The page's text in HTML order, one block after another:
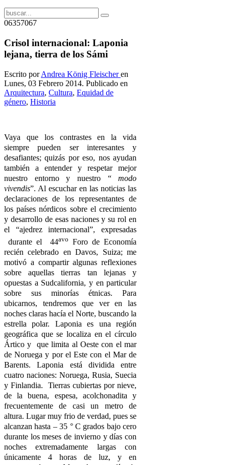
06357067
Crisol internacional: Laponia
lejana, tierra de los Sámi
Escrito porAndrea König Fleischeren
Lunes, 03 Febrero 2014. Publicado en
Arquitectura, Cultura, Equidad de
género, Historia
Vaya que los contrastes en la vida
siempre pueden ser interesantes y
desafiantes; quizás por eso, nos ayudan
también a entender y respetar mejor
nuestro entorno y nuestro “modo
vivendis”. Al escuchar en las noticias las
declaraciones de los representantes de
los países nórdicos sobre el crecimiento
y desarrollo de esas naciones y su rol en
el “ajedrez internacional”, expresadas
durante el 44avo Foro de Economía
recién celebrado en Davos, Suiza; me
motivó a compartir algunas reflexiones
sobre aquellas tierras tan lejanas y
opuestas a Sudcalifornia, y en particular
sobre sus minorías étnicas. Para
ubicarnos, tendremos que ver en las
noches claras hacía el Norte, buscando la
estrella polar. Laponia es una región
geográfica que se localiza en el círculo
Ártico y que limita al Oeste con el mar
de Noruega y por el Este con el Mar de
Barents. Laponia está dividida entre
cuatro naciones: Noruega, Rusia, Suecia
y Finlandia. Tierras cubiertas por nieve,
de la buena, espesa, acolchonadita y
frecuentemente de casi un metro de
altura. Lugar muy frio de verdad, pues se
alcanzan hasta – 35 ° C grados bajo cero
durante los meses de invierno y días con
noches extremadamente largas con
únicamente 4 horas de luz, y en